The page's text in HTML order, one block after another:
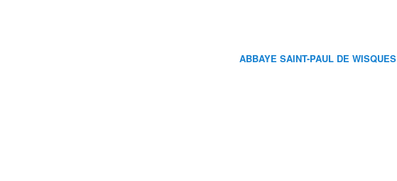
ABBAYE SAINT-PAUL DE WISQUES